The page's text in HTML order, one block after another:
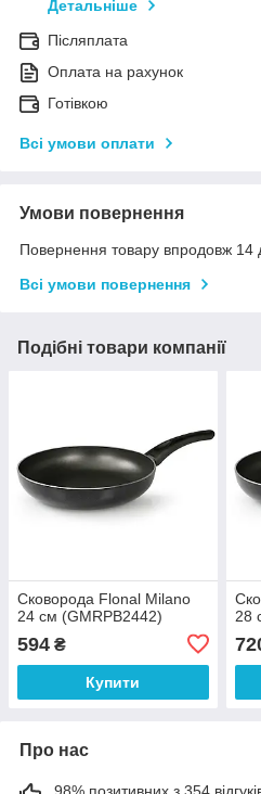
Детальніше
Післяплата
Оплата на рахунок
Готівкою
Всі умови оплати
Умови повернення
Повернення товару впродовж 14
Всі умови повернення
Подібні товари компанії
Сковорода Flonal Milano
24 см (GMRPB2442)
594 ₴
Купити
28
Про нас